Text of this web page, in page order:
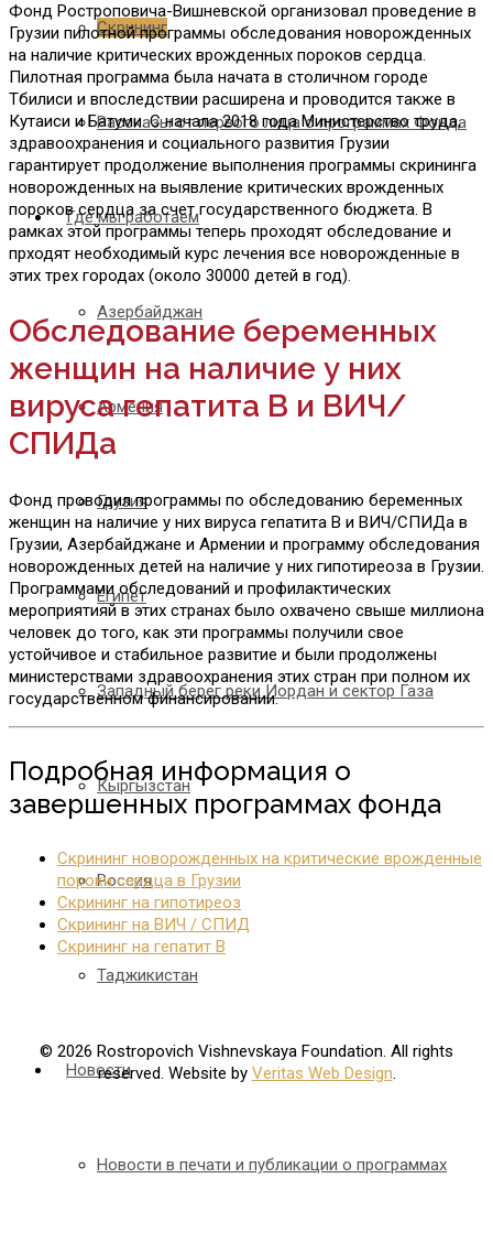
Скрининг
Рассказы от первого лица о программах Фонда
Где мы работаем
Азербайджан
Армения
Грузия
Египет
Западный берег реки Иордан и сектор Газа
Кыргызстан
Россия
Таджикистан
Новости
Новости в печати и публикации о программах
Фонд Ростроповича-Вишневской организовал проведение в
Грузии пилотной программы обследования новорожденных
на наличие критических врожденных пороков сердца.
Пилотная программа была начата в столичном городе
Тбилиси и впоследствии расширена и проводится также в
Кутаиси и Батуми. С начала 2018 года Министерство труда,
здравоохранения и социального развития Грузии
гарантирует продолжение выполнения программы скрининга
новорожденных на выявление критических врожденных
пороков сердца за счет государственного бюджета. В
рамках этой программы теперь проходят обследование и
прходят необходимый курс лечения все новорожденные в
этих трех городах (около 30000 детей в год).
Обследование беременных
женщин на наличие у них
вируса гепатита В и ВИЧ/
СПИДа
Фонд проводил программы по обследованию беременных
женщин на наличие у них вируса гепатита В и ВИЧ/СПИДа в
Грузии, Азербайджане и Армении и программу обследования
новорожденных детей на наличие у них гипотиреоза в Грузии.
Программами обследований и профилактических
мероприятияй в этих странах было охвачено свыше миллиона
человек до того, как эти программы получили свое
устойчивое и стабильное развитие и были продолжены
министерствами здравоохранения этих стран при полном их
государственном финансировании.
Подробная информация о
завершенных программах фонда
Скрининг новорожденных на критические врожденные
пороки сердца в Грузии
Скрининг на гипотиреоз
Скрининг на ВИЧ / СПИД
Скрининг на гепатит B
© 2026 Rostropovich Vishnevskaya Foundation. All rights
reserved. Website by Veritas Web Design.